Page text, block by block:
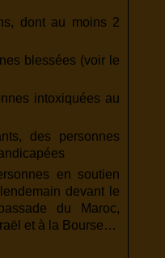
dont au moins 2
blessées (voir le
intoxiquées au
des personnes
en soutien
devant le
du Maroc,
et à la Bourse…